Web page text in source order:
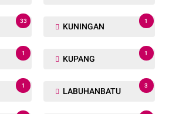
33
KUNINGAN
1
1
KUPANG
1
1
LABUHANBATU
3